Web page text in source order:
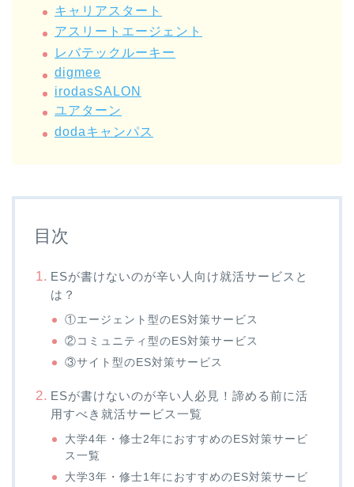
キャリアスタート
アスリートエージェント
レバテックルーキー
digmee
irodasSALON
ユアターン
dodaキャンパス
目次
ESが書けないのが辛い人向け就活サービスと
は？
①エージェント型のES対策サービス
②コミュニティ型のES対策サービス
③サイト型のES対策サービス
ESが書けないのが辛い人必見！諦める前に活
用すべき就活サービス一覧
大学4年・修士2年におすすめのES対策サービ
ス一覧
大学3年・修士1年におすすめのES対策サービ